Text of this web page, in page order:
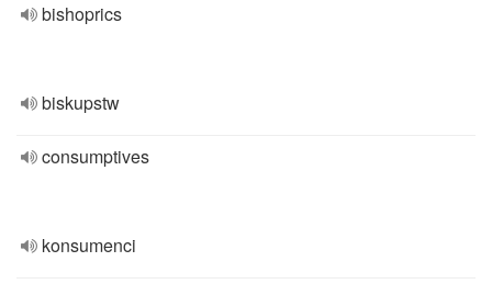
bishoprics
biskupstw
consumptives
konsumenci